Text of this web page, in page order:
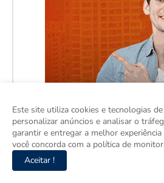
Este site utiliza cookies e tecnologias
personalizar anúncios e analisar o
garantir e entregar a melhor
você concorda com a política de
Aceitar !